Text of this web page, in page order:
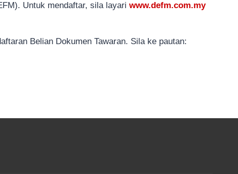
Untuk mendaftar, sila layari www.defm.com.my
Belian Dokumen Tawaran. Sila ke pautan: